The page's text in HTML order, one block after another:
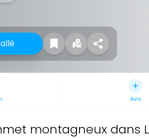
Avis
montagneux dans